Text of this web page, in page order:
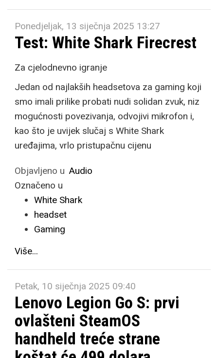
Ponedjeljak, 13 siječnja 2025 13:27
Test: White Shark Firecrest
Za cjelodnevno igranje
Jedan od najlakših headsetova za gaming koji
smo imali prilike probati nudi solidan zvuk, niz
mogućnosti povezivanja, odvojivi mikrofon i,
kao što je uvijek slučaj s White Shark
uređajima, vrlo pristupačnu cijenu
Objavljeno u Audio
Označeno u
White Shark
headset
Gaming
Više...
Petak, 10 siječnja 2025 09:40
Lenovo Legion Go S: prvi
ovlašteni SteamOS
handheld treće strane